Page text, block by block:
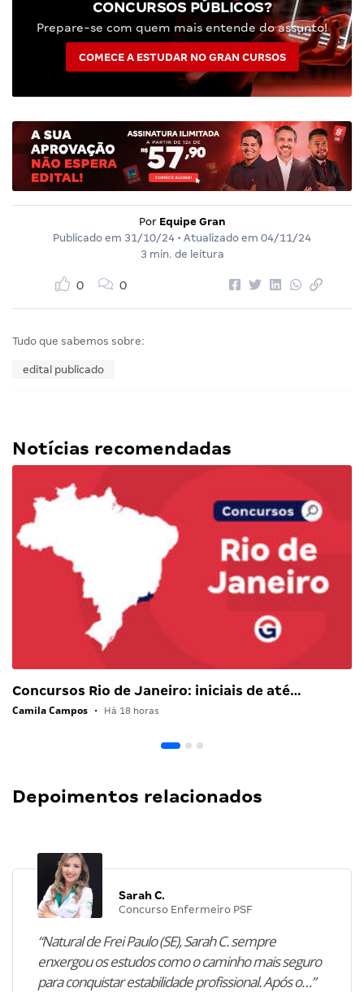
CONCURSOS PÚBLICOS?
Prepare-se com quem mais entende do assunto!
COMECE A ESTUDAR NO GRAN CURSOS
Por Equipe Gran
Publicado em 31/10/24 • Atualizado em 04/11/24
3 min. de leitura
0 0
Tudo que sabemos sobre:
edital publicado
Notícias recomendadas
Concursos Rio de Janeiro: iniciais de até…
Camila Campos • Há 18 horas
Depoimentos relacionados
Sarah C.
Concurso Enfermeiro PSF
“Natural de Frei Paulo (SE), Sarah C. sempre
enxergou os estudos como o caminho mais seguro
para conquistar estabilidade profissional. Após o…”